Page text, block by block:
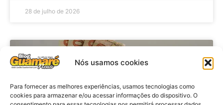
Nós usamos cookies
Para fornecer as melhores experiências, usamos tecnologias como
cookies para armazenar e/ou acessar informações do dispositivo. O
28 de julho de 2026